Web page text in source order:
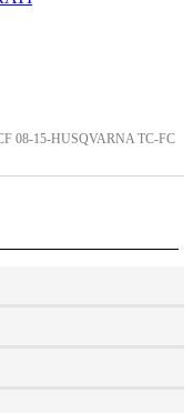
08-15-HUSQVARNA TC-FC